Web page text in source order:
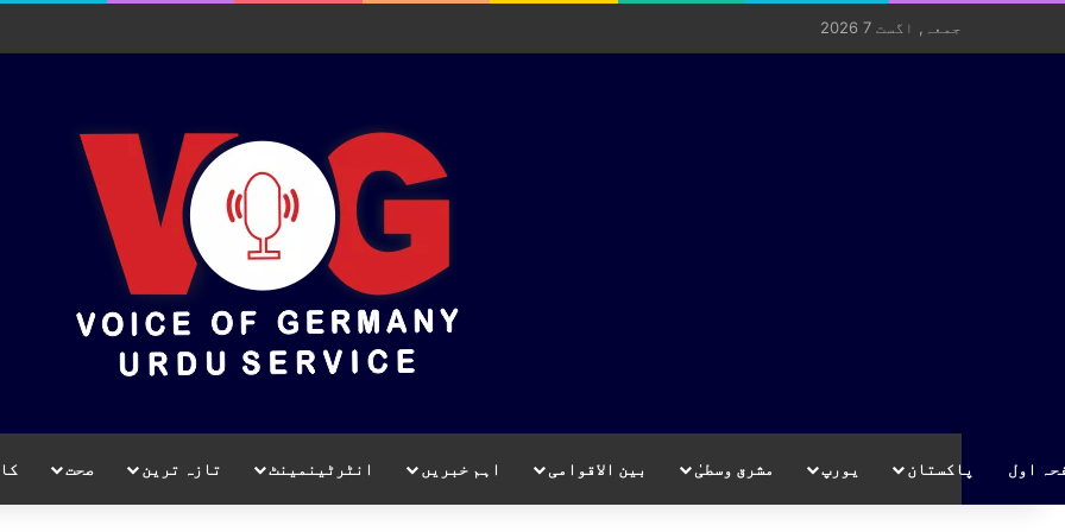
جمعہ, اگست 7 2026
اول پاکستان یورپ مشرق وسطیٰ بین الاقوامی اہم خبریں انٹرٹینمینٹ تازہ ترین صحت